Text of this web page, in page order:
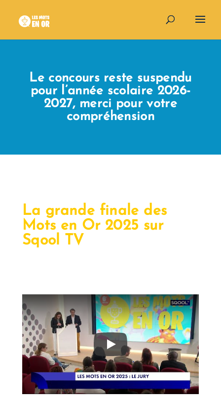
Le concours reste suspendu
pour l’année scolaire 2026-
2027, merci pour votre
compréhension
La grande finale des
Mots en Or 2025 sur
Sqool TV
Play